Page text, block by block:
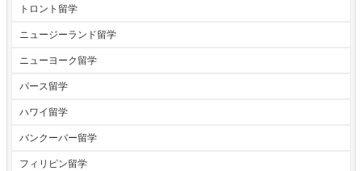
トロント留学
ニュージーランド留学
ニューヨーク留学
パース留学
ハワイ留学
バンクーバー留学
フィリピン留学